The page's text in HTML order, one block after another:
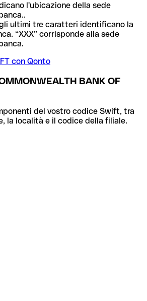
l'ubicazione della sede
ultimi tre caratteri identificano la
“XXX” corrisponde alla sede
con Qonto
BANK OF
del vostro codice Swift, tra
la località e il codice della filiale.